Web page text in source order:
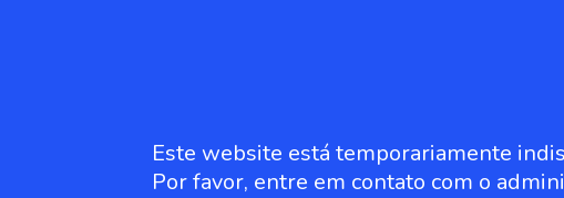
Este website está temporariamente
Por favor, entre em contato com o